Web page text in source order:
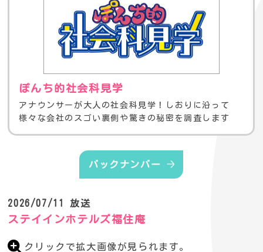
ぽんち的社会科見学
アナウンサーが大人の社会科見学！しおりに沿って
様々な会社のスゴい裏側や驚きの秘密を調査します
バックナンバー
2026/07/11 放送
ステイインホテルズ福住庵
クリックで拡大画像が見られます。